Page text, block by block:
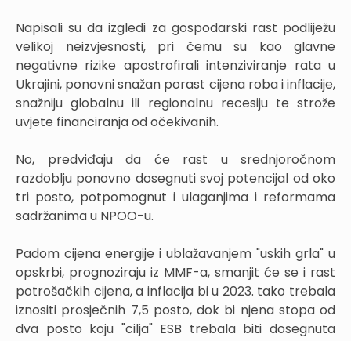
Napisali su da izgledi za gospodarski rast podliježu
velikoj neizvjesnosti, pri čemu su kao glavne
negativne rizike apostrofirali intenziviranje rata u
Ukrajini, ponovni snažan porast cijena roba i inflacije,
snažniju globalnu ili regionalnu recesiju te strože
uvjete financiranja od očekivanih.
No, predviđaju da će rast u srednjoročnom
razdoblju ponovno dosegnuti svoj potencijal od oko
tri posto, potpomognut i ulaganjima i reformama
sadržanima u NPOO-u.
Padom cijena energije i ublažavanjem "uskih grla" u
opskrbi, prognoziraju iz MMF-a, smanjit će se i rast
potrošačkih cijena, a inflacija bi u 2023. tako trebala
iznositi prosječnih 7,5 posto, dok bi njena stopa od
dva posto koju "cilja" ESB trebala biti dosegnuta